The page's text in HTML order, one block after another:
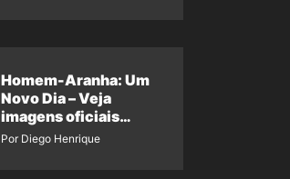
Homem-Aranha: Um
Novo Dia – Veja
imagens oficiais
descartadas do Hulk
Por Diego Henrique